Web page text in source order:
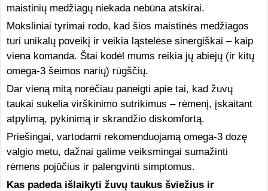
maistinių medžiagų niekada nebūna atskirai.
Moksliniai tyrimai rodo, kad šios maistinės medžiagos
turi unikalų poveikį ir veikia ląstelėse sinergiškai – kaip
viena komanda. Štai kodėl mums reikia jų abiejų (ir kitų
omega-3 šeimos narių) rūgščių.
Dar vieną mitą norėčiau paneigti apie tai, kad žuvų
taukai sukelia virškinimo sutrikimus – rėmenį, įskaitant
atpylimą, pykinimą ir skrandžio diskomfortą.
Priešingai, vartodami rekomenduojamą omega-3 dozę
valgio metu, dažnai galime veiksmingai sumažinti
rėmens pojūčius ir palengvinti simptomus.
Kas padeda išlaikyti žuvų taukus šviežius ir